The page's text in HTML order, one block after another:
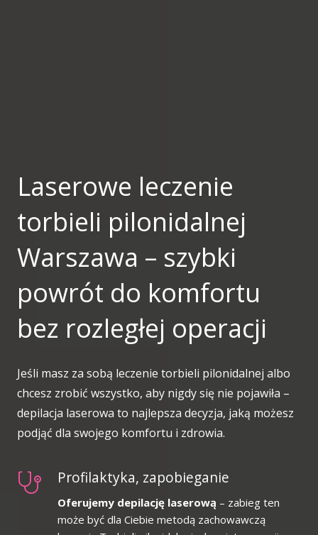
Laserowe leczenie
torbieli pilonidalnej
Warszawa – szybki
powrót do komfortu
bez rozległej operacji
Jeśli masz za sobą leczenie torbieli pilonidalnej albo
chcesz zrobić wszystko, aby nigdy się nie pojawiła –
depilacja laserowa to najlepsza decyzja, jaką możesz
podjąć dla swojego komfortu i zdrowia.
Profilaktyka, zapobieganie
Oferujemy depilację laserową – zabieg ten
może być dla Ciebie metodą zachowawczą